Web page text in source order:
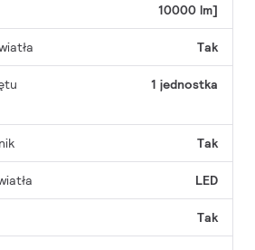
10000 lm]
Tak
1 jednostka
Tak
LED
Tak